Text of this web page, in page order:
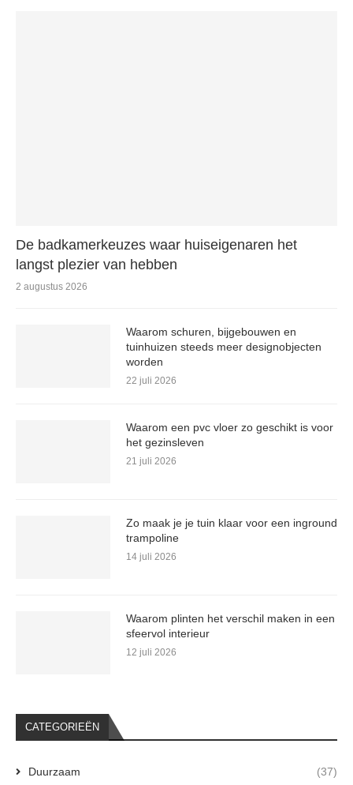
De badkamerkeuzes waar huiseigenaren het
langst plezier van hebben
2 augustus 2026
Waarom schuren, bijgebouwen en
tuinhuizen steeds meer designobjecten
worden
22 juli 2026
Waarom een pvc vloer zo geschikt is voor
het gezinsleven
21 juli 2026
Zo maak je je tuin klaar voor een inground
trampoline
14 juli 2026
Waarom plinten het verschil maken in een
sfeervol interieur
12 juli 2026
CATEGORIEËN
Duurzaam (37)